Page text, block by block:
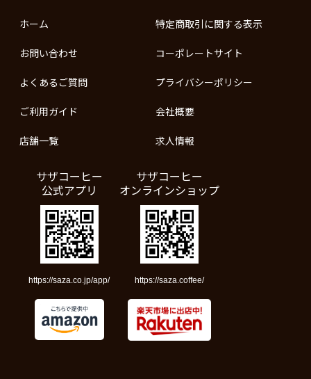
ホーム
お問い合わせ
よくあるご質問
ご利用ガイド
店舗一覧
特定商取引に関する表示
コーポレートサイト
プライバシーポリシー
会社概要
求人情報
サザコーヒー
公式アプリ
https://saza.co.jp/app/
サザコーヒー
オンラインショップ
https://saza.coffee/